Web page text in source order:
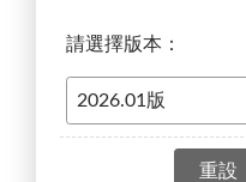
請選擇版本：